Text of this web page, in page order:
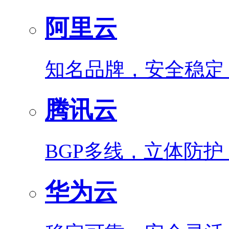
阿里云
知名品牌，安全稳
腾讯云
BGP多线，立体防
华为云